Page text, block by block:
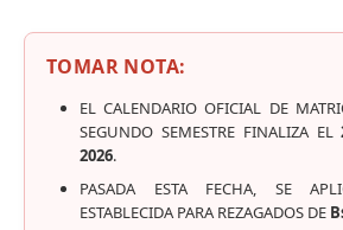
TOMAR NOTA:
EL CALENDARIO OFICIAL DE
SEGUNDO SEMESTRE FINALIZA EL
2026.
PASADA ESTA FECHA, SE
ESTABLECIDA PARA REZAGADOS DE